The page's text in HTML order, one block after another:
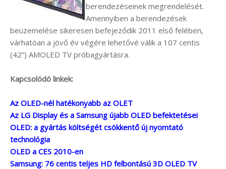
berendezéseinek megrendelését.
Amennyiben a berendezések
beüzemelése sikeresen befejeződik 2011 első felében,
várhatóan a jövő év végére lehetővé válik a 107 centis
(42”) AMOLED TV próbagyártásra.
Kapcsolódó linkek:
Az OLED-nél hatékonyabb az OLET
Az LG Display és a Samsung újabb OLED befektetései
OLED: a gyártás költségét csökkentő új nyomtató
technológia
OLED a CES 2010-en
Samsung: 76 centis teljes HD felbontású 3D OLED TV